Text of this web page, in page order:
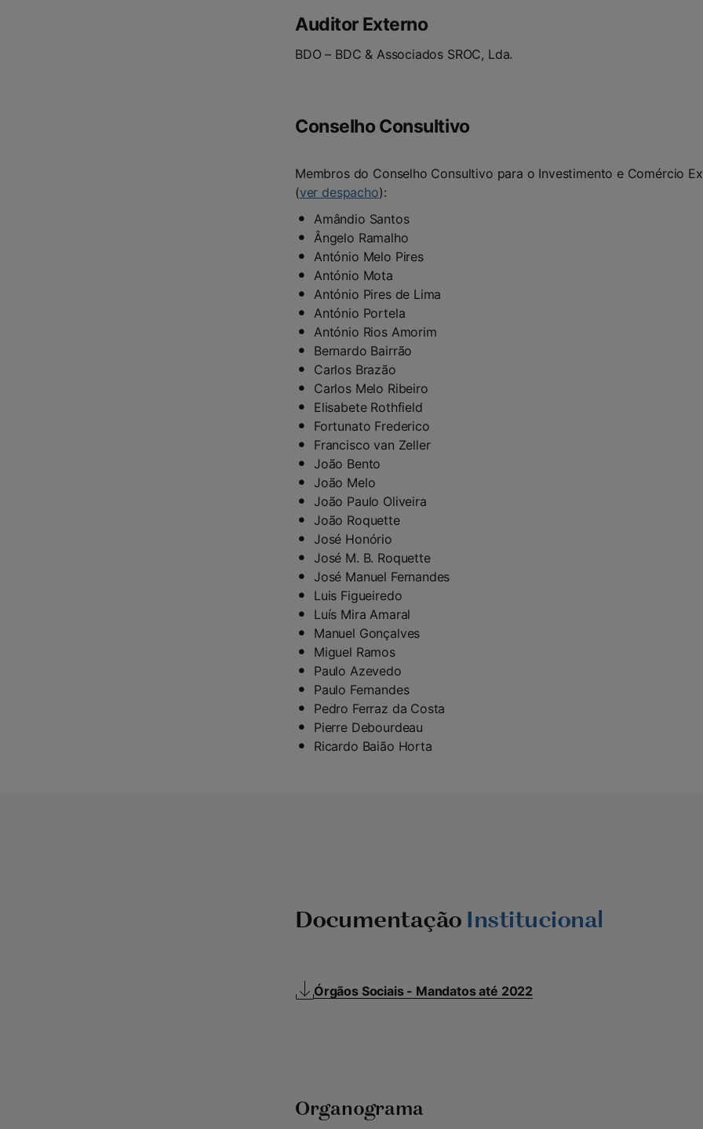
Auditor Externo
BDO – BDC & Associados SROC, Lda.
Conselho Consultivo
Membros do Conselho Consultivo para o Investimento e Comércio
(ver despacho):
Amândio Santos
Ângelo Ramalho
António Melo Pires
António Mota
António Pires de Lima
António Portela
António Rios Amorim
Bernardo Bairrão
Carlos Brazão
Carlos Melo Ribeiro
Elisabete Rothfield
Fortunato Frederico
Francisco van Zeller
João Bento
João Melo
João Paulo Oliveira
João Roquette
José Honório
José M. B. Roquette
José Manuel Fernandes
Luis Figueiredo
Luís Mira Amaral
Manuel Gonçalves
Miguel Ramos
Paulo Azevedo
Paulo Fernandes
Pedro Ferraz da Costa
Pierre Debourdeau
Ricardo Baião Horta
Documentação Institucional
Órgãos Sociais - Mandatos até 2022
Organograma